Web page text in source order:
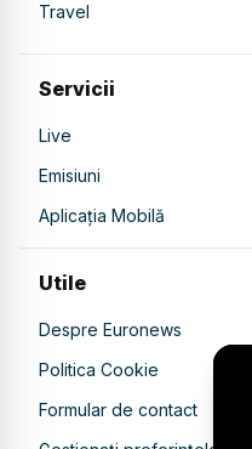
Travel
Servicii
Live
Emisiuni
Aplicația Mobilă
Utile
Despre Euronews
Politica Cookie
Formular de contact